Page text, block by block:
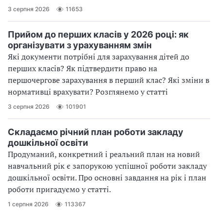
3 серпня 2026 11653
Прийом до перших класів у 2026 році: як
організувати з урахуванням змін
Які документи потрібні для зарахування дітей до
перших класів? Як підтвердити право на
першочергове зарахування в перший клас? Які зміни в
нормативці врахувати? Розглянемо у статті
3 серпня 2026 101901
Складаємо річний план роботи закладу
дошкільної освіти
Продуманий, конкретний і реальний план на новий
навчальний рік є запорукою успішної роботи закладу
дошкільної освіти. Про основні завдання на рік і план
роботи пригадуємо у статті.
1 серпня 2026 113367